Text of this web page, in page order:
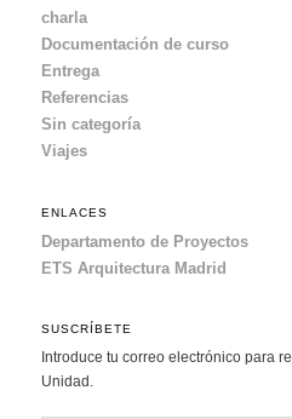
charla
Documentación de curso
Entrega
Referencias
Sin categoría
Viajes
ENLACES
Departamento de Proyectos
ETS Arquitectura Madrid
SUSCRÍBETE
Introduce tu correo electrónico para
Unidad.